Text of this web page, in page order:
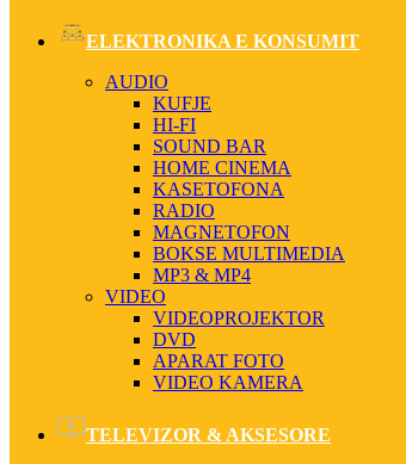
ELEKTRONIKA E KONSUMIT
AUDIO
KUFJE
HI-FI
SOUND BAR
HOME CINEMA
KASETOFONA
RADIO
MAGNETOFON
BOKSE MULTIMEDIA
MP3 & MP4
VIDEO
VIDEOPROJEKTOR
DVD
APARAT FOTO
VIDEO KAMERA
TELEVIZOR & AKSESORE